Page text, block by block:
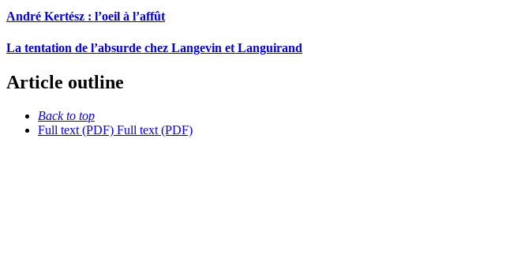
André Kertész : l’oeil à l’affût
La tentation de l’absurde chez Langevin et Languirand
Article outline
Back to top
Full text (PDF) Full text (PDF)